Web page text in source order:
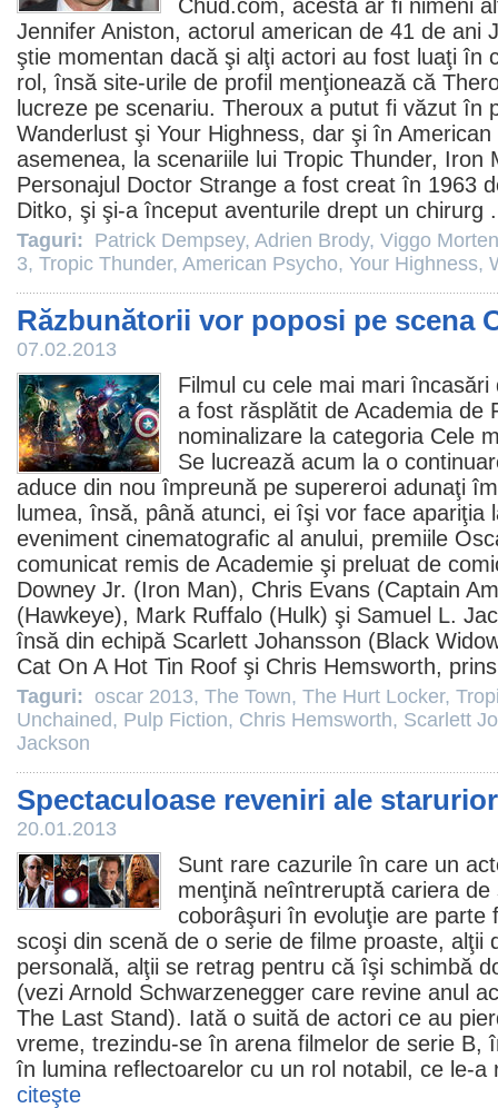
Chud.com, acesta ar fi nimeni
Jennifer Aniston, actorul american de 41 de ani
ştie momentan dacă şi alţi actori au fost luaţi în
rol, însă site-urile de profil menţionează că
lucreze pe scenariu. Theroux a putut fi văzut în
Wanderlust şi Your Highness, dar şi în American
asemenea, la scenariile lui Tropic Thunder, Iron
Personajul Doctor Strange a fost creat în 1963
Ditko, şi şi-a început aventurile drept un chirurg
Taguri: Patrick Dempsey, Adrien Brody, Viggo
3, Tropic Thunder, American Psycho, Your Highness,
Răzbunătorii vor poposi pe scena
07.02.2013
Filmul cu cele mai mari
a fost răsplătit de Academia de
nominalizare la categoria Cele
Se lucrează acum la o
aduce din nou împreună pe supereroi adunaţi
lumea, însă, până atunci, ei îşi vor face apariţia
eveniment cinematografic al anului, premiile
comunicat remis de Academie şi preluat de
Downey Jr. (Iron Man), Chris Evans (Captain
(Hawkeye), Mark Ruffalo (Hulk) şi Samuel L.
însă din echipă Scarlett Johansson (Black
Cat On A Hot Tin Roof şi Chris Hemsworth,
Taguri: oscar 2013, The Town, The Hurt Locker,
Unchained, Pulp Fiction, Chris Hemsworth, Scarlett
Jackson
Spectaculoase reveniri ale starurior
20.01.2013
Sunt rare cazurile în care un
menţină neîntreruptă cariera
coborâşuri în evoluţie are parte
scoşi din scenă de o serie de filme proaste, alţii
personală, alţii se retrag pentru că îşi schimbă
(vezi Arnold Schwarzenegger care revine anul
The Last Stand). Iată o suită de actori ce au
vreme, trezindu-se în arena filmelor de serie B,
în lumina reflectoarelor cu un rol notabil, ce le-a
citeşte